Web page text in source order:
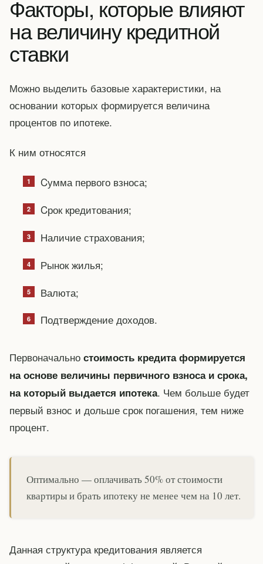
Факторы, которые влияют
на величину кредитной
ставки
Можно выделить базовые характеристики, на
основании которых формируется величина
процентов по ипотеке.
К ним относятся
Cумма первого взноса;
Cрок кредитования;
Наличие страхования;
Рынок жилья;
Валюта;
Подтверждение доходов.
Первоначально стоимость кредита формируется
на основе величины первичного взноса и срока,
на который выдается ипотека. Чем больше будет
первый взнос и дольше срок погашения, тем ниже
процент.
Оптимально — оплачивать 50% от стоимости
квартиры и брать ипотеку не менее чем на 10 лет.
Данная структура кредитования является